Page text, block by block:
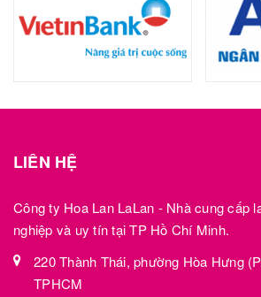
LIÊN HỆ
Công ty Hoa Lan LaLan - Nhà cung cấp
nghiệp và uy tín tại TP Hồ Chí Minh.
220 Thành Thái, phường Hòa Hưng
TPHCM